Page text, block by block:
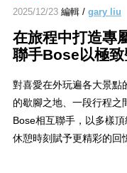
2025/12/23編輯 / gary liu
在旅程中打造專
聯手Bose以極
對喜愛在外玩遍各大景點
的歇腳之地、一段行程之
Bose相互聯手，以多樣
休憩時刻賦予更精彩的回